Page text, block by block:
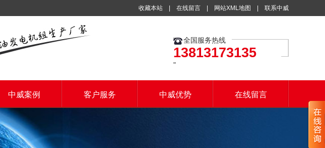
收藏本站 在线留言 网站XML地图 联系中威
全国服务热线
13813173135
中威案例 客户服务 中威优势 在线留言